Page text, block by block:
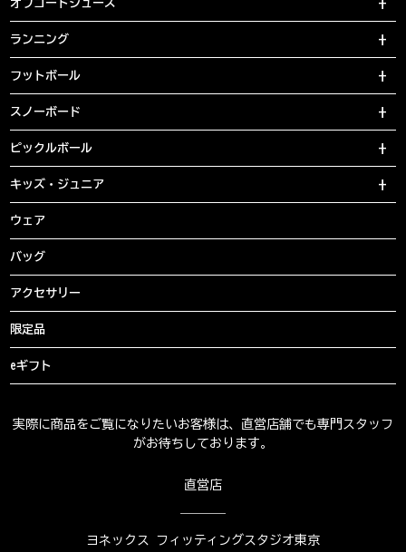
オフコートシューズ
ランニング
フットボール
スノーボード
ピックルボール
キッズ・ジュニア
ウェア
バッグ
アクセサリー
限定品
eギフト
実際に商品をご覧になりたいお客様は、直営店舗でも専門スタッフ
がお待ちしております。
直営店
ヨネックス フィッティングスタジオ東京